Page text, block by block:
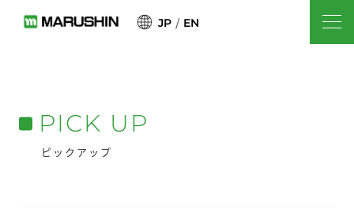
EN
JP
PICK UP
ピックアップ